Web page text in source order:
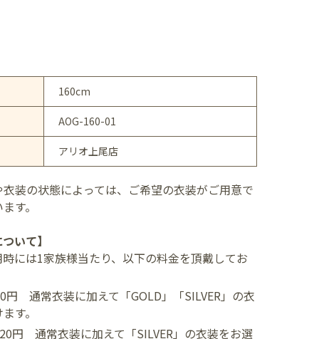
160cm
AOG-160-01
アリオ上尾店
装の状態によっては、ご希望の衣装がご用意で
す。
いて】
には1家族様当たり、以下の料金を頂戴してお
円 通常衣装に加えて「GOLD」「SILVER」の衣
す。
円 通常衣装に加えて「SILVER」の衣装をお選